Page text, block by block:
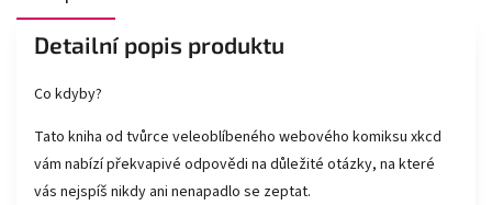
Detailní popis produktu
Co kdyby?
Tato kniha od tvůrce veleoblíbeného webového komiksu xkcd
vám nabízí překvapivé odpovědi na důležité otázky, na které
vás nejspíš nikdy ani nenapadlo se zeptat.